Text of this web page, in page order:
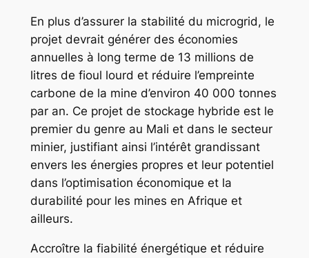
En plus d’assurer la stabilité du microgrid, le
projet devrait générer des économies
annuelles à long terme de 13 millions de
litres de fioul lourd et réduire l’empreinte
carbone de la mine d’environ 40 000 tonnes
par an. Ce projet de stockage hybride est le
premier du genre au Mali et dans le secteur
minier, justifiant ainsi l’intérêt grandissant
envers les énergies propres et leur potentiel
dans l’optimisation économique et la
durabilité pour les mines en Afrique et
ailleurs.
Accroître la fiabilité énergétique et réduire